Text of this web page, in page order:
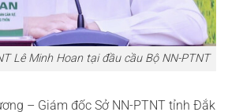
Lê Minh Hoan tại đầu cầu Bộ NN-PTNT
– Giám đốc Sở NN-PTNT tỉnh Đắk